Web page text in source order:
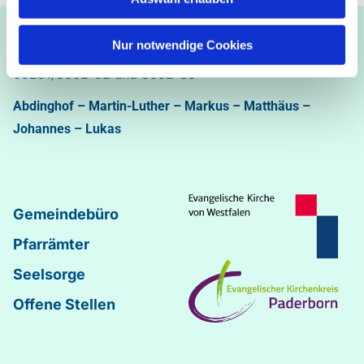
Nur notwendige Cookies
Ev.-luth. Kirchengemeinde Paderborn
Bastfelder Weg 30 - 33098 Paderborn
05251/5002-32 und 5002-33
Abdinghof – Martin-Luther – Markus – Matthäus –
Johannes – Lukas
Gemeindebüro
Pfarrämter
Seelsorge
Offene Stellen